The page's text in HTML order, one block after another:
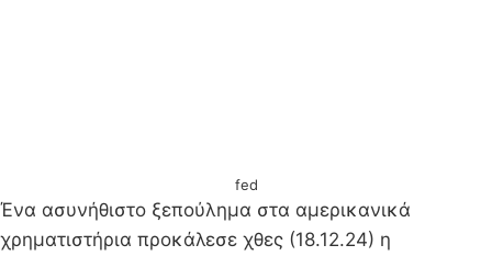
fed
Ένα ασυνήθιστο ξεπούλημα στα αμερικανικά
χρηματιστήρια προκάλεσε χθες (18.12.24) η